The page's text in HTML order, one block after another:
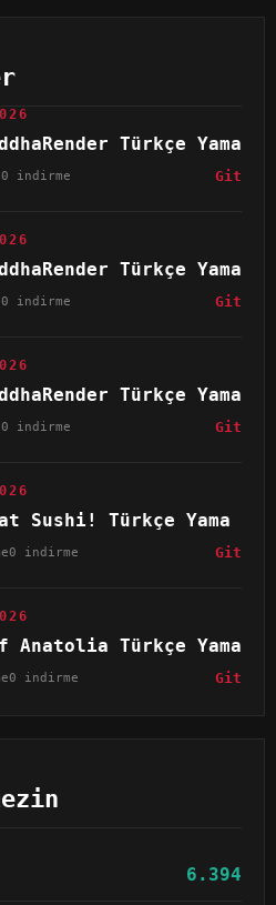
Türkçe Yama
0 indirme Git
Türkçe Yama
0 indirme Git
Türkçe Yama
0 indirme Git
Sushi! Türkçe Yama
0 indirme Git
Anatolia Türkçe Yama
0 indirme Git
6.394